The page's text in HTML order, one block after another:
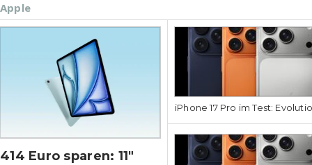
Apple
414 Euro sparen: 11″
iPhone 17 Pro im Test: